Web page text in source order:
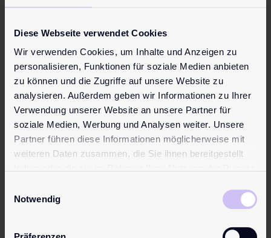
Diese Webseite verwendet Cookies
Wir verwenden Cookies, um Inhalte und Anzeigen zu
personalisieren, Funktionen für soziale Medien anbieten
zu können und die Zugriffe auf unsere Website zu
analysieren. Außerdem geben wir Informationen zu Ihrer
Verwendung unserer Website an unsere Partner für
soziale Medien, Werbung und Analysen weiter. Unsere
Partner führen diese Informationen möglicherweise mit
weiteren Daten zusammen, die Sie ihnen bereitgestellt
Notwendig
pjur
ORIGINAL
ab9,95
Das Original.
Unser
meistgekaufte
pjur BASIC
Silicone
16,95 €
Ideales
Einsteigerprod
Silikonprodukt